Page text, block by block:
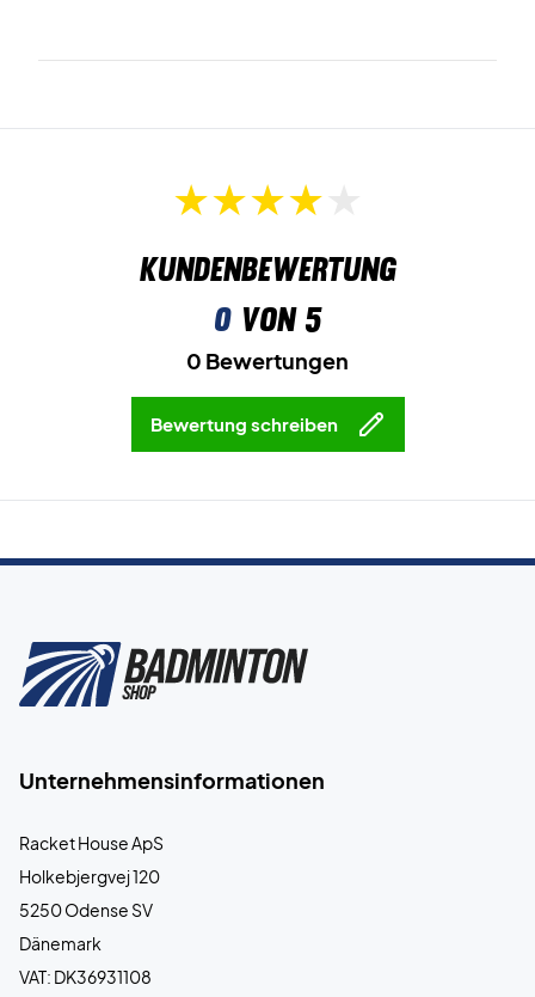
Kundenbewertung
0von 5
0 Bewertungen
Bewertung schreiben
Unternehmensinformationen
Racket House ApS
Holkebjergvej 120
5250 Odense SV
Dänemark
VAT: DK36931108